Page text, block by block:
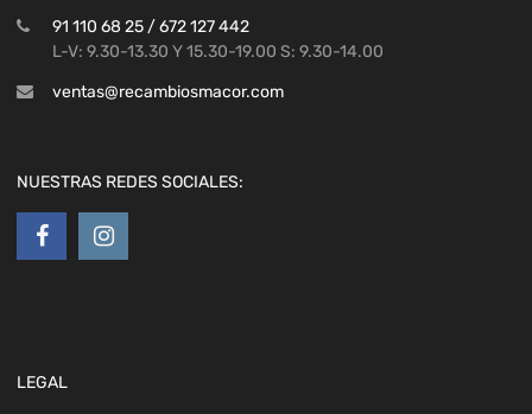
91 110 68 25 / 672 127 442
L-V: 9.30-13.30 Y 15.30-19.00 S: 9.30-14.00
ventas@recambiosmacor.com
NUESTRAS REDES SOCIALES:
LEGAL